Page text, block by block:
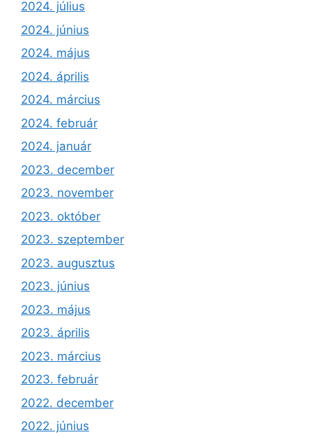
2024. július
2024. június
2024. május
2024. április
2024. március
2024. február
2024. január
2023. december
2023. november
2023. október
2023. szeptember
2023. augusztus
2023. június
2023. május
2023. április
2023. március
2023. február
2022. december
2022. június